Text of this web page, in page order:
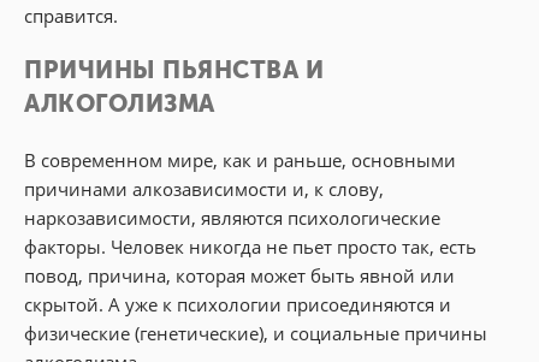
справится.
ПРИЧИНЫ ПЬЯНСТВА И
АЛКОГОЛИЗМА
В современном мире, как и раньше, основными
причинами алкозависимости и, к слову,
наркозависимости, являются психологические
факторы. Человек никогда не пьет просто так, есть
повод, причина, которая может быть явной или
скрытой. А уже к психологии присоединяются и
физические (генетические), и социальные причины